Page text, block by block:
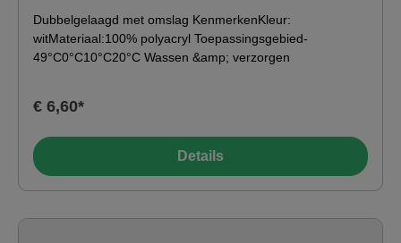
Dubbelgelaagd met omslag KenmerkenKleur:
witMateriaal:100% polyacryl Toepassingsgebied-
49°C0°C10°C20°C Wassen &amp; verzorgen
€ 6,60*
Details